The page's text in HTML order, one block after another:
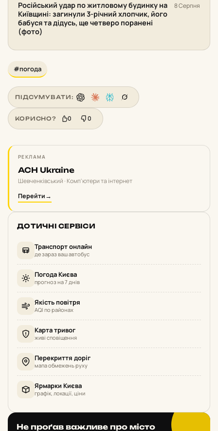
Російський удар по житловому будинку на
Київщині: загинули 3-річний хлопчик, його
бабуся та дідусь, ще четверо поранені
(фото)
8 Серпня
#погода
ПІДСУМУВАТИ:
КОРИСНО? 0 0
РЕКЛАМА
ACH Ukraine
Шевченківський · Комп'ютери та інтернет
Перейти→
ДОТИЧНІ СЕРВІСИ
Транспорт онлайн
де зараз ваш автобус
Погода Києва
прогноз на 7 днів
Якість повітря
AQI по районах
Карта тривог
живі сповіщення
Перекриття доріг
мапа обмежень руху
Ярмарки Києва
графік, локації, ціни
Не проґав важливе про місто